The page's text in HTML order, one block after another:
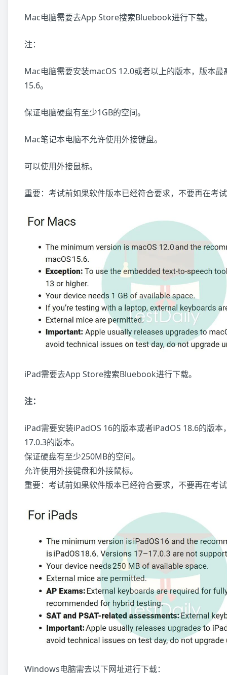
Mac电脑需要去App Store搜索Bluebook进行下载。
注：
Mac电脑需要安装macOS 12.0或者以上的版本，版本
15.6。
保证电脑硬盘有至少1GB的空间。
Mac笔记本电脑不允许使用外接键盘。
可以使用外接鼠标。
重要：考试前如果软件版本已经符合要求，不要再在考
iPad需要去App Store搜索Bluebook进行下载。
注：
iPad需要安装iPadOS 16的版本或者iPadOS 18.6的版本
17.0.3的版本。
保证硬盘有至少250MB的空间。
允许使用外接键盘和外接鼠标。
重要：考试前如果软件版本已经符合要求，不要再在考
Windows电脑需去以下网址进行下载：